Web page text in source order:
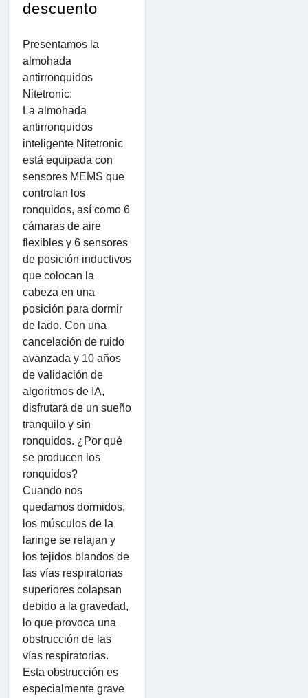
descuento
Presentamos la
almohada
antirronquidos
Nitetronic:
La almohada
antirronquidos
inteligente Nitetronic
está equipada con
sensores MEMS que
controlan los
ronquidos, así como 6
cámaras de aire
flexibles y 6 sensores
de posición inductivos
que colocan la
cabeza en una
posición para dormir
de lado. Con una
cancelación de ruido
avanzada y 10 años
de validación de
algoritmos de IA,
disfrutará de un sueño
tranquilo y sin
ronquidos. ¿Por qué
se producen los
ronquidos?
Cuando nos
quedamos dormidos,
los músculos de la
laringe se relajan y
los tejidos blandos de
las vías respiratorias
superiores colapsan
debido a la gravedad,
lo que provoca una
obstrucción de las
vías respiratorias.
Esta obstrucción es
especialmente grave